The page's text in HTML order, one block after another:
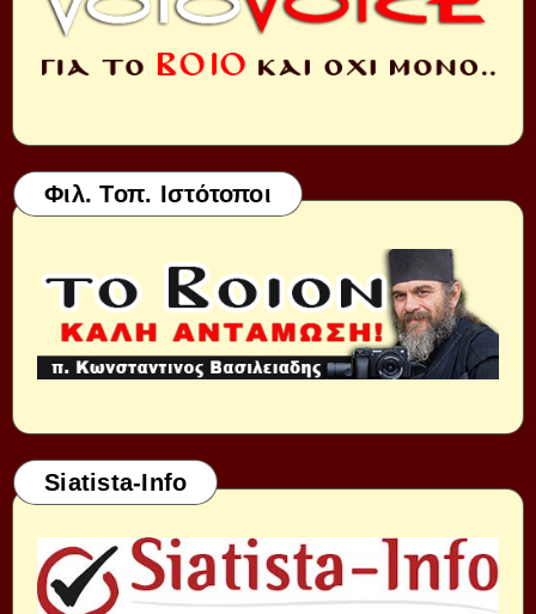
Φιλ. Τοπ. Ιστότοποι
Siatista-Info